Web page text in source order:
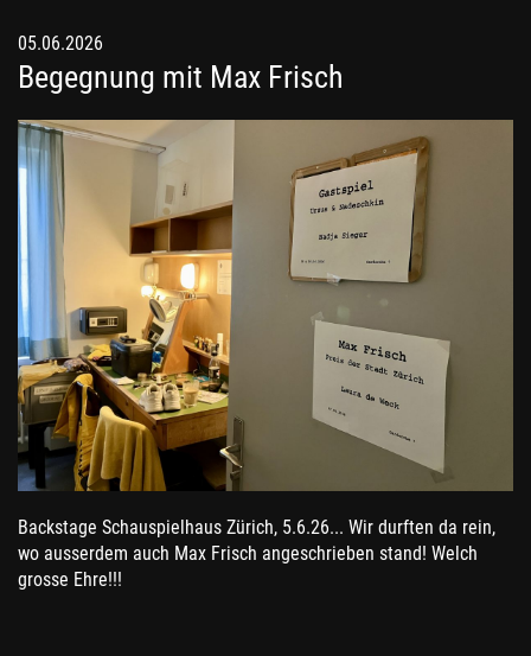
05.06.2026
Begegnung mit Max Frisch
Backstage Schauspielhaus Zürich, 5.6.26... Wir durften da rein,
wo ausserdem auch Max Frisch angeschrieben stand! Welch
grosse Ehre!!!